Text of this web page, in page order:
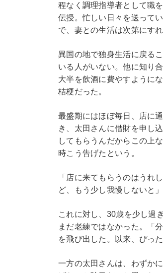
程なく調理指導者として職
伝授。忙しい日々を送って
で、妻との生活は次第にす
異国の地で独身生活に戻る
いる人がいない。他に知り
大半を飲酒に費やすように
桔梗だった。
最盛期にはほぼ毎日、店に
き、太田さんに借財を申し
してもらうんだからこの上
時こう告げたという。
「店に来てもらうのはうれ
ど、もう少し我慢しないと」
これに対し、30歳を少し過
まだ老練ではなかった。「
を飛び出した。以来、ぴっ
一方の太田さんは、わずか